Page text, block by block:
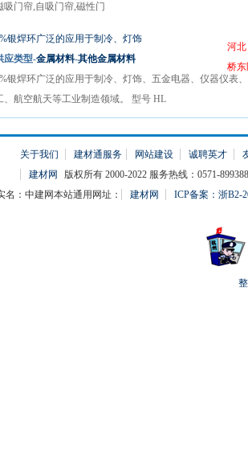
吸门帘,自吸门帘,磁性门
银焊环广泛的应用于制冷、灯饰
河
桥
应类型-金属材料-其他金属材料
银焊环广泛的应用于制冷、灯饰、五金电器、仪器仪表
、航空航天等工业制造领域。 型号 HL
关于我们 建材通服务 网站建设 诚聘英才
建材网
版权所有 2000-2022 服务热线：0571-
名：中建网本站通用网址：
建材网 ICP备案：浙B2-